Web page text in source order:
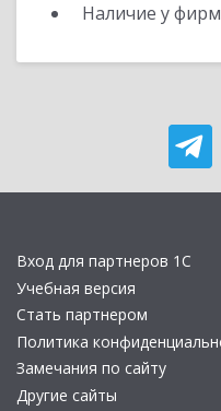
Наличие у
Вход для партнеров 1С
Учебная версия
Стать партнером
Политика
Замечания по сайту
Другие сайты